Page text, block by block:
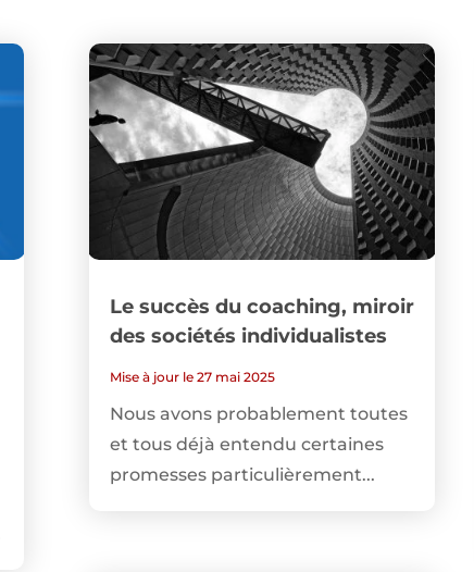
Le succès du coaching, miroir
des sociétés individualistes
Mise à jour le 27 mai 2025
Nous avons probablement toutes
et tous déjà entendu certaines
promesses particulièrement...